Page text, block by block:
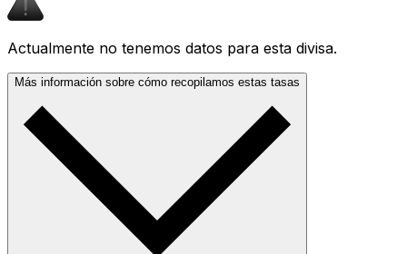
Actualmente no tenemos datos para esta divisa.
Más información sobre cómo recopilamos estas tasas